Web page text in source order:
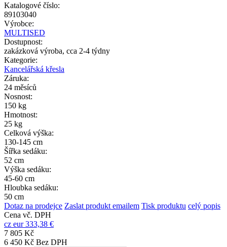
Katalogové číslo:
89103040
Výrobce:
MULTISED
Dostupnost:
zakázková výroba, cca 2-4 týdny
Kategorie:
Kancelářská křesla
Záruka:
24 měsíců
Nosnost:
150 kg
Hmotnost:
25 kg
Celková výška:
130-145 cm
Šířka sedáku:
52 cm
Výška sedáku:
45-60 cm
Hloubka sedáku:
50 cm
Dotaz na prodejce Zaslat produkt emailem Tisk produktu celý popis
Cena vč. DPH
cz eur333,38 €
7 805 Kč
6 450 Kč Bez DPH